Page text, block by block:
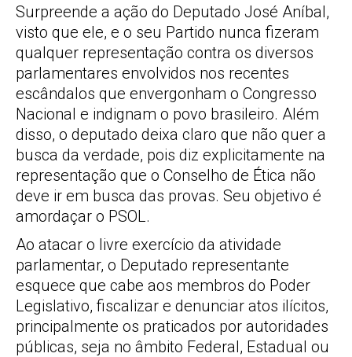
Surpreende a ação do Deputado José Aníbal,
visto que ele, e o seu Partido nunca fizeram
qualquer representação contra os diversos
parlamentares envolvidos nos recentes
escândalos que envergonham o Congresso
Nacional e indignam o povo brasileiro. Além
disso, o deputado deixa claro que não quer a
busca da verdade, pois diz explicitamente na
representação que o Conselho de Ética não
deve ir em busca das provas. Seu objetivo é
amordaçar o PSOL.
Ao atacar o livre exercício da atividade
parlamentar, o Deputado representante
esquece que cabe aos membros do Poder
Legislativo, fiscalizar e denunciar atos ilícitos,
principalmente os praticados por autoridades
públicas, seja no âmbito Federal, Estadual ou